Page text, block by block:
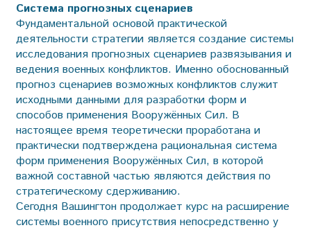
Система прогнозных сценариев
Фундаментальной основой практической
деятельности стратегии является создание системы
исследования прогнозных сценариев развязывания и
ведения военных конфликтов. Именно обоснованный
прогноз сценариев возможных конфликтов служит
исходными данными для разработки форм и
способов применения Вооружённых Сил. В
настоящее время теоретически проработана и
практически подтверждена рациональная система
форм применения Вооружённых Сил, в которой
важной составной частью являются действия по
стратегическому сдерживанию.
Сегодня Вашингтон продолжает курс на расширение
системы военного присутствия непосредственно у